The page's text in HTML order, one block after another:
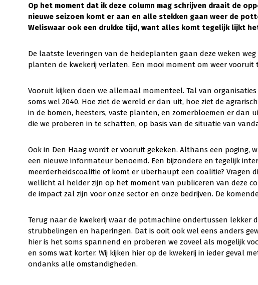
Op het moment dat ik deze column mag schrijven draait de
nieuwe seizoen komt er aan en alle stekken gaan weer de
Weliswaar ook een drukke tijd, want alles komt tegelijk lijkt
De laatste leveringen van de heideplanten gaan deze weken
planten de kwekerij verlaten. Een mooi moment om weer
Vooruit kijken doen we allemaal momenteel. Tal van
soms wel 2040. Hoe ziet de wereld er dan uit, hoe ziet de
in de bomen, heesters, vaste planten, en zomerbloemen er dan
die we proberen in te schatten, op basis van de situatie van
Ook in Den Haag wordt er vooruit gekeken. Althans een poging,
een nieuwe informateur benoemd. Een bijzondere en tegelijk
meerderheidscoalitie of komt er überhaupt een coalitie? Vragen
wellicht al helder zijn op het moment van publiceren van deze
de impact zal zijn voor onze sector en onze bedrijven. De
Terug naar de kwekerij waar de potmachine ondertussen lekker
strubbelingen en haperingen. Dat is ooit ook wel eens anders
hier is het soms spannend en proberen we zoveel als mogelijk
en soms wat korter. Wij kijken hier op de kwekerij in ieder geval
ondanks alle omstandigheden.